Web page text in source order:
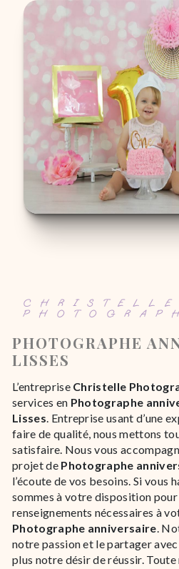
CHRISTELLE
PHOTOGRAPHE ANNIVERSAIRE À
LISSES
L’entreprise Christelle
services en Photographe
Lisses. Entreprise usant d’une
faire de qualité, nous mettons
satisfaire. Nous vous
projet de Photographe
l’écoute de vos besoins. Si vous
sommes à votre disposition
renseignements nécessaires à
Photographe anniversaire.
notre passion et le partager
plus notre désir de réussir.